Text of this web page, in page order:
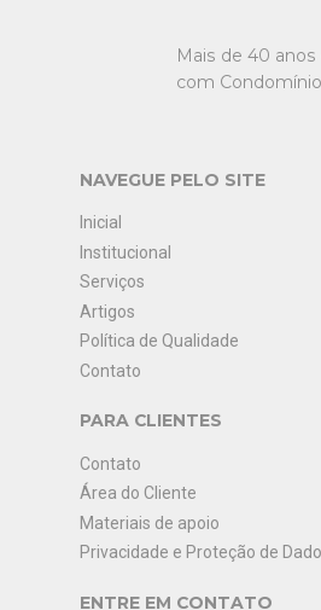
Mais de 40
com
NAVEGUE PELO SITE
Inicial
Institucional
Serviços
Artigos
Política de Qualidade
Contato
PARA CLIENTES
Contato
Área do Cliente
Materiais de apoio
Privacidade e Proteção de
ENTRE EM CONTATO